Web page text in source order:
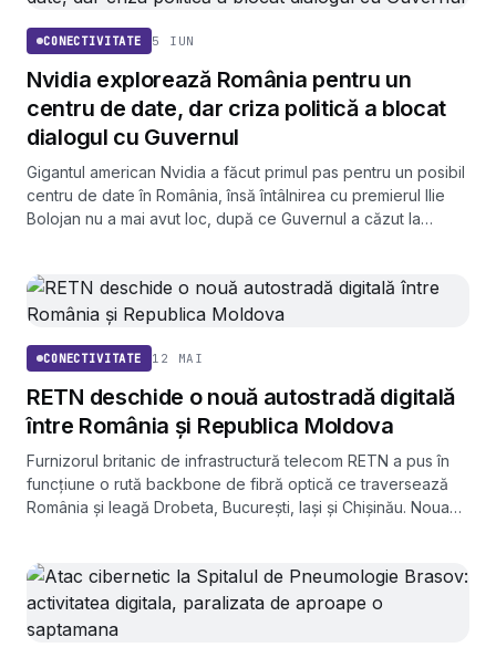
CONECTIVITATE 5 IUN
Nvidia explorează România pentru un
centru de date, dar criza politică a blocat
dialogul cu Guvernul
Gigantul american Nvidia a făcut primul pas pentru un posibil
centru de date în România, însă întâlnirea cu premierul Ilie
Bolojan nu a mai avut loc, după ce Guvernul a căzut la
CONECTIVITATE 12 MAI
RETN deschide o nouă autostradă digitală
între România și Republica Moldova
Furnizorul britanic de infrastructură telecom RETN a pus în
funcțiune o rută backbone de fibră optică ce traversează
România și leagă Drobeta, București, Iași și Chișinău. Noua